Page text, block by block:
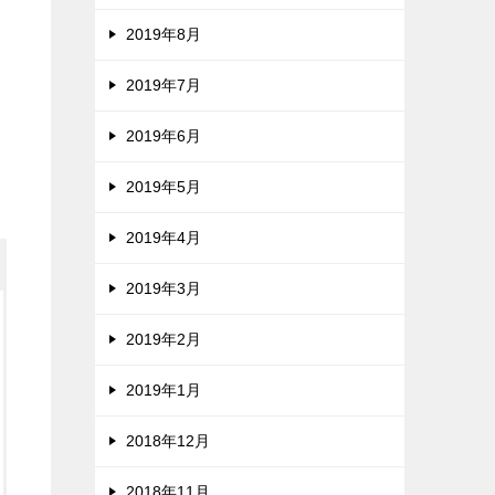
2019年8月
2019年7月
2019年6月
2019年5月
2019年4月
2019年3月
2019年2月
2019年1月
2018年12月